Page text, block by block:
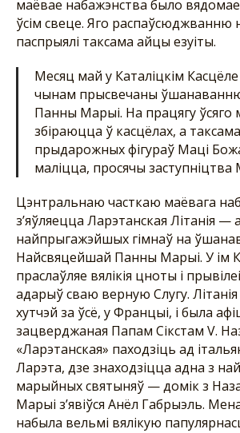
маёвае набажэнства было
ўсім свеце. Яго распаўсюджванню
паспрыялі таксама айцы езуіты.
Месяц май у Каталіцкім
чынам прысвечаны
Панны Марыі. На працягу ўсяго
збіраюцца ў касцёлах, а таксама
прыдарожных фігураў Маці
маліцца, просячы заступніцтва
Цэнтральнаю часткаю маёвага
з’яўляецца Ларэтанская Літанія —
найпрыгажэйшых гімнаў на
Найсвяцейшай Панны Марыі. У ім
праслаўляе вялікія цноты і
адарыў сваю верную Слугу. Літанія
хутчэй за ўсё, у Францыі, і была
зацверджаная Папам Сікстам V.
«Ларэтанская» паходзіць ад
Ларэта, дзе знаходзіцца адна з
марыйных святыняў — домік з
Марыі з’явіўся Анёл Габрыэль.
набыла вельмі вялікую